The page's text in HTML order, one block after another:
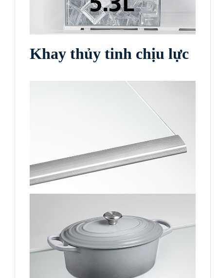
Khay thủy tinh chịu lực